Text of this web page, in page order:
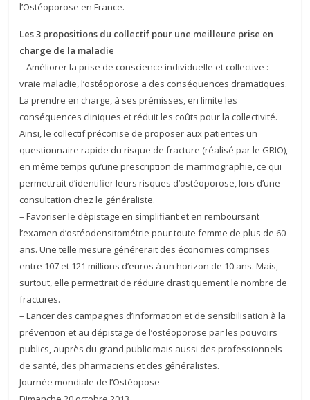
l’Ostéoporose en France.
Les 3 propositions du collectif pour une meilleure prise en
charge de la maladie
– Améliorer la prise de conscience individuelle et collective :
vraie maladie, l’ostéoporose a des conséquences dramatiques.
La prendre en charge, à ses prémisses, en limite les
conséquences cliniques et réduit les coûts pour la collectivité.
Ainsi, le collectif préconise de proposer aux patientes un
questionnaire rapide du risque de fracture (réalisé par le GRIO),
en même temps qu’une prescription de mammographie, ce qui
permettrait d’identifier leurs risques d’ostéoporose, lors d’une
consultation chez le généraliste.
– Favoriser le dépistage en simplifiant et en remboursant
l’examen d’ostéodensitométrie pour toute femme de plus de 60
ans. Une telle mesure générerait des économies comprises
entre 107 et 121 millions d’euros à un horizon de 10 ans. Mais,
surtout, elle permettrait de réduire drastiquement le nombre de
fractures.
– Lancer des campagnes d’information et de sensibilisation à la
prévention et au dépistage de l’ostéoporose par les pouvoirs
publics, auprès du grand public mais aussi des professionnels
de santé, des pharmaciens et des généralistes.
Journée mondiale de l’Ostéopose